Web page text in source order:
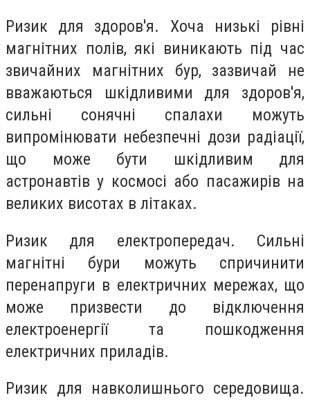
Ризик для здоров'я. Хоча низькі рівні
магнітних полів, які виникають під час
звичайних магнітних бур, зазвичай не
вважаються шкідливими для здоров'я,
сильні сонячні спалахи можуть
випромінювати небезпечні дози радіації,
що може бути шкідливим для
астронавтів у космосі або пасажирів на
великих висотах в літаках.
Ризик для електропередач. Сильні
магнітні бури можуть спричинити
перенапруги в електричних мережах, що
може призвести до відключення
електроенергії та пошкодження
електричних приладів.
Ризик для навколишнього середовища.